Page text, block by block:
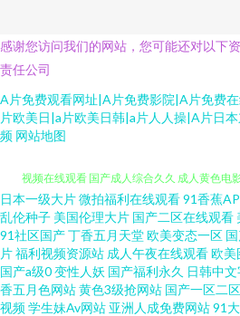
感谢您访问我们的网站，您可能还对以下
责任公司
A片免费观看网址|A片免费影院|A片免费
片欧美日|a片欧美日韩|a片人人操|A片日
频 网站地图
亚洲成人欧美日韩 欧美岛国网站 午夜电影
视频在线观看 国产成人综合久久 成人黄色电
福利92 欧美A视频 久久国产乱子 韩国三级黄
日本一级大片微拍福利在线观看91香蕉
乱伦种子 美国伦理大片 国产二区在线观看
91社区国产丁香五月天堂欧美变态一区
片福利视频资源站 成人午夜在线观看欧美
国产a级0变性人妖 国产福利永久 日韩中
香五月色网站黄色3级抢网站 国产一区二区
视频学生妹Av网站 亚洲人成免费网站91